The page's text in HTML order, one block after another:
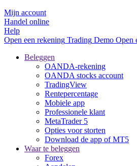
Mijn account
Handel online
Help
Open een rekening Trading Demo Open
Beleggen
OANDA-rekening
OANDA stocks account
TradingView
Rentepercentage
Mobiele app
Professionele klant
MetaTrader 5
Opties voor storten
Download de app of MT5
Waar te beleggen
Forex